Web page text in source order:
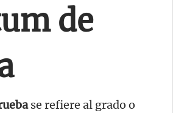
de
se refiere al grado o